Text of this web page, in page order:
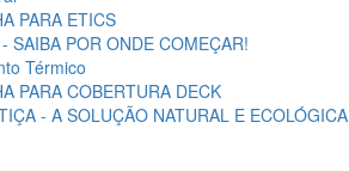
PARA ETICS
SAIBA POR ONDE COMEÇAR!
Térmico
PARA COBERTURA DECK
- A SOLUÇÃO NATURAL E ECOLÓGICA